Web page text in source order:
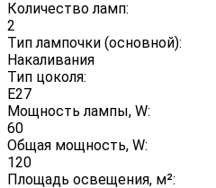
Количество ламп:
2
Тип лампочки (основной):
Накаливания
Тип цоколя:
E27
Мощность лампы, W:
60
Общая мощность, W:
120
Площадь освещения, м²: